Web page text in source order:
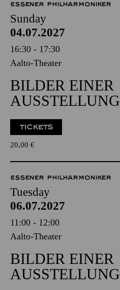
ESSENER PHILHARMONIKER
Sunday
04.07.2027
16:30 - 17:30
Aalto-Theater
BILDER EINER
AUSSTELLUNG
TICKETS
20,00 €
ESSENER PHILHARMONIKER
Tuesday
06.07.2027
11:00 - 12:00
Aalto-Theater
BILDER EINER
AUSSTELLUNG